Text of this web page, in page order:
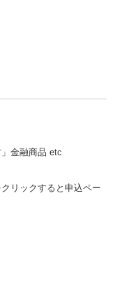
金融商品 etc
リックすると申込ペー